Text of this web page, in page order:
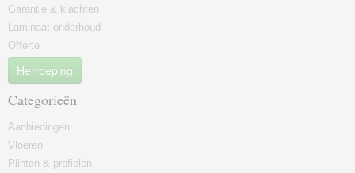
Garantie & klachten
Laminaat onderhoud
Offerte
Herroeping
Categorieën
Aanbiedingen
Vloeren
Plinten & profielen